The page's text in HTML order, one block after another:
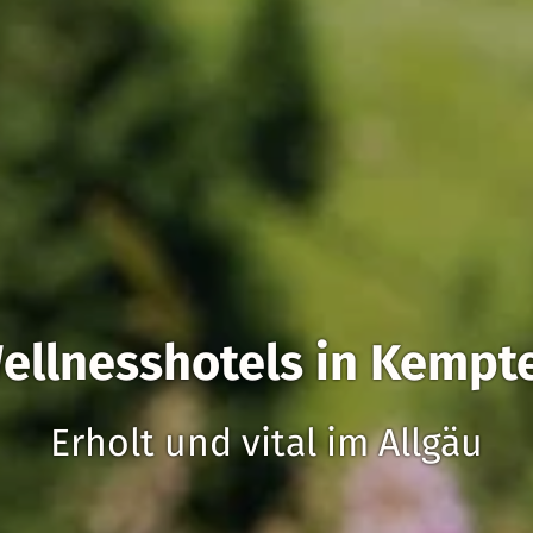
in
Erholt und vital im Allgäu